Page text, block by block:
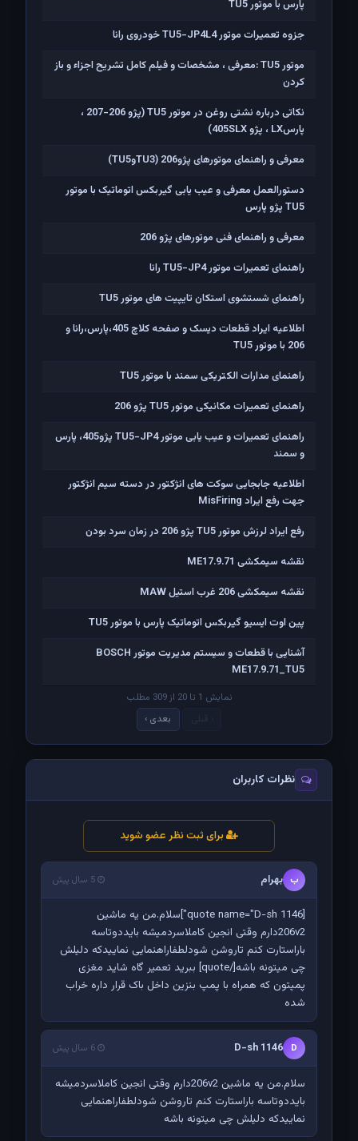
پارس با موتور TU5
جزوه تعمیرات موتور TU5-JP4L4 خودروی رانا
موتور TU5 :معرفی ، مشخصات و فیلم کامل تشریح اجزاء و باز
کردن
نکاتی درباره نشتی روغن در موتور TU5 (پژو 206-207 ،
پارسLX ، پژو 405SLX)
معرفی و راهنمای موتورهای پژو206 (TU3وTU5)
دستورالعمل معرفی و عیب یابی گیربکس اتوماتیک با موتور
TU5 پژو پارس
معرفی و راهنمای فنی موتورهای پژو 206
راهنمای تعمیرات موتور TU5-JP4 رانا
راهنمای شستشوی استکان تایپیت های موتور TU5
اطلاعیه ایراد قطعات دیسک و صفحه کلاچ 405،پارس،رانا و
206 با موتور TU5
راهنمای مدارات الکتریکی سمند با موتور TU5
راهنمای تعمیرات مکانیکی موتور TU5 پژو 206
راهنمای تعمیرات و عیب یابی موتور TU5-JP4 پژو405، پارس
و سمند
اطلاعیه جابجایی سوکت های انژکتور در دسته سیم انژکتور
جهت رفع ایراد MisFiring
رفع ایراد لرزش موتور TU5 پژو 206 در زمان سرد بودن
نقشه سیمکشی ME17.9.71
نقشه سیمکشی 206 غرب استیل MAW
پين اوت ايسيو گيربکس اتوماتيک پارس با موتور TU5
آشنایی با قطعات و سیستم مدیریت موتور BOSCH
ME17.9.71_TU5
نمایش 1 تا 20 از 309 مطلب
بعدی ›
نظرات کاربران
برای ثبت نظر عضو شوید
ب بهرام 5 سال پیش
[quote name="D-sh 1146"]سلام.من یه ماشین
206v2دارم وقتی انجین کاملاسردمیشه بایددوتاسه
باراستارت کنم تاروشن شودلطفاراهنمایی نماییدکه دلیلش
چی میتونه باشه[/quote] ببرید تعمیر گاه شاید مغزی
پمپتون که همراه با پمپ بنزین داخل باک قرار داره خراب
شده
D
D-sh 1146 6 سال پیش
سلام.من یه ماشین 206v2دارم وقتی انجین کاملاسردمیشه
بایددوتاسه باراستارت کنم تاروشن شودلطفاراهنمایی
نماییدکه دلیلش چی میتونه باشه